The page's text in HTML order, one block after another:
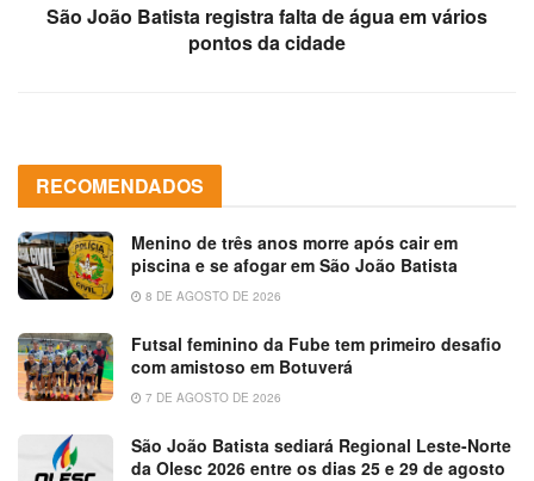
São João Batista registra falta de água em vários
pontos da cidade
RECOMENDADOS
Menino de três anos morre após cair em
piscina e se afogar em São João Batista
8 DE AGOSTO DE 2026
Futsal feminino da Fube tem primeiro desafio
com amistoso em Botuverá
7 DE AGOSTO DE 2026
São João Batista sediará Regional Leste-Norte
da Olesc 2026 entre os dias 25 e 29 de agosto